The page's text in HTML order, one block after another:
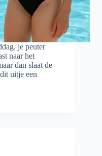
je peuter
naar het
dan slaat de
uitje een